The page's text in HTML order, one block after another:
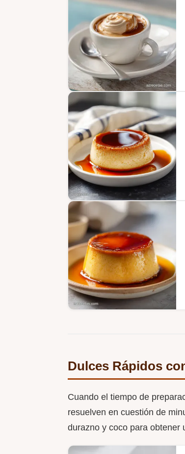
Dulces Rápidos
Cuando el tiempo de
resuelven en cuestión de
durazno y coco para obtener